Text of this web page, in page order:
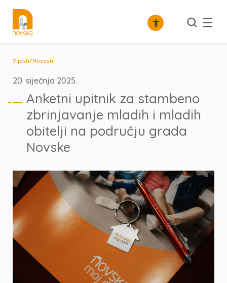
Vijesti/Novosti
20. siječnja 2025.
Anketni upitnik za stambeno
zbrinjavanje mladih i mladih
obitelji na području grada
Novske